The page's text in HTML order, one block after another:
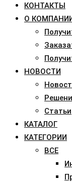
КОНТАКТЫ
О
НОВОСТИ
Статьи
КАТАЛОГ
КАТЕГОРИИ
ВСЕ